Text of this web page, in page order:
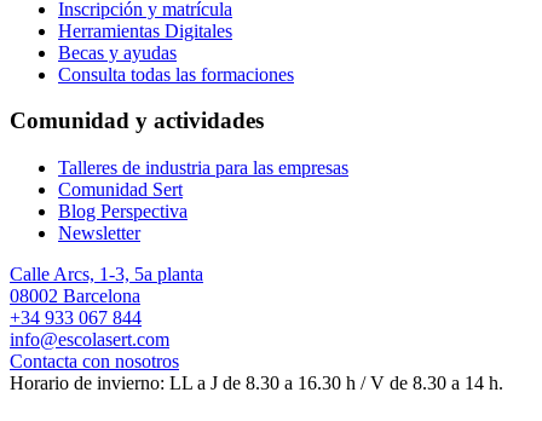
Inscripción y matrícula
Herramientas Digitales
Becas y ayudas
Consulta todas las formaciones
Comunidad y actividades
Talleres de industria para las empresas
Comunidad Sert
Blog Perspectiva
Newsletter
Calle Arcs, 1-3, 5a planta
08002 Barcelona
+34 933 067 844
info@escolasert.com
Contacta con nosotros
Horario de invierno: LL a J de 8.30 a 16.30 h / V de 8.30 a 14 h.